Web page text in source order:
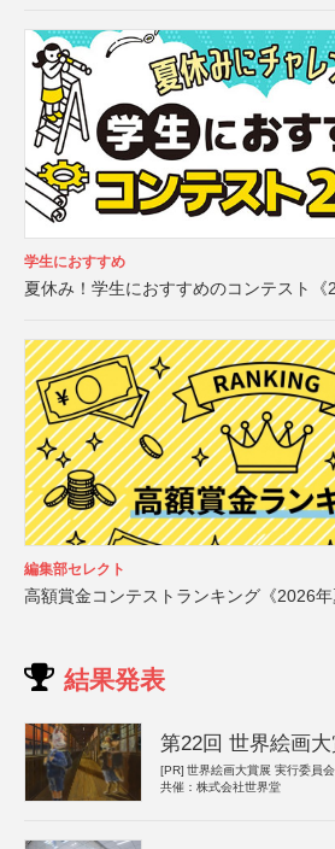
学生におすすめ
夏休み！学生におすすめのコンテスト《
編集部セレクト
高額賞金コンテストランキング《2026年
結果発表
第22回 世界絵画
[PR] 世界絵画大賞展 実行委員会
共催：株式会社世界堂